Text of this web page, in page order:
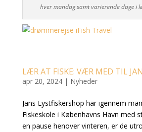
hver mandag samt varierende dage i
LÆR AT FISKE: VÆR MED TIL
apr 20, 2024| Nyheder
Jans Lystfiskershop har igennem
Fiskeskole i Københavns Havn med
en pause henover vinteren, er de